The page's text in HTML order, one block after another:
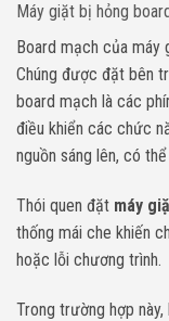
Máy giặt bị hỏng
Board mạch của máy
Chúng được đặt bên
board mạch là các
điều khiển các chức
nguồn sáng lên, có
Thói quen đặt máy
thống mái che khiến
hoặc lỗi chương trình.
Trong trường hợp